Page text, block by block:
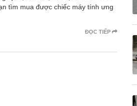
tìm mua được chiếc máy tính ưng
ĐỌC TIẾP